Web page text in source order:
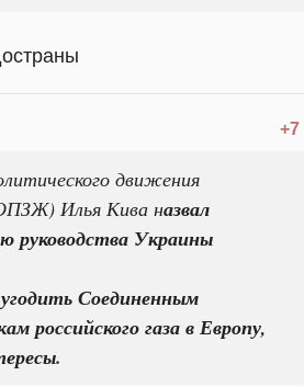
+7
движения
Илья Кива назвал
руководства Украины
Соединенным
газа в Европу,